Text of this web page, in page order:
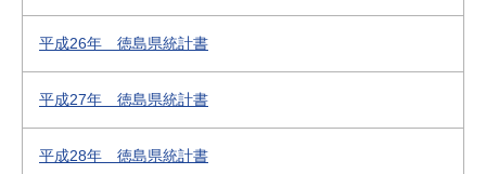
平成26年 徳島県統計書
平成27年 徳島県統計書
平成28年 徳島県統計書